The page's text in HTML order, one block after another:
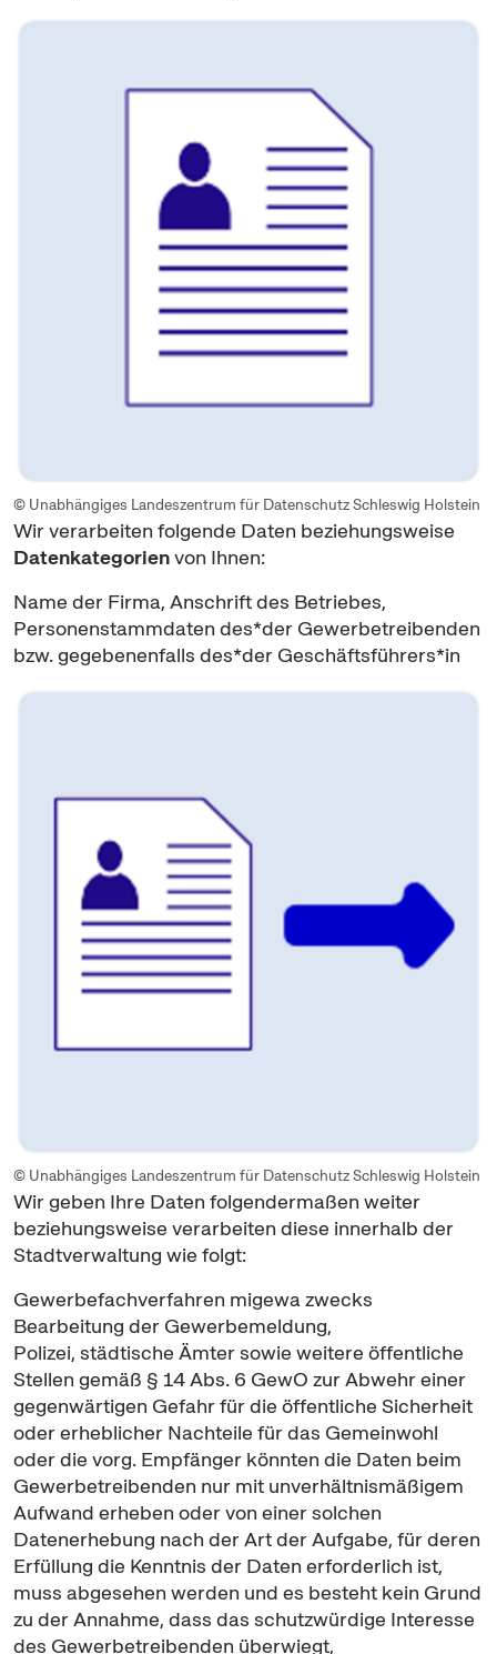
© Unabhängiges Landeszentrum für Datenschutz Schleswig Holstein
Wir verarbeiten folgende Daten beziehungsweise
Datenkategorienvon Ihnen:
Name der Firma, Anschrift des Betriebes,
Personenstammdaten des*der Gewerbetreibenden
bzw. gegebenenfalls des*der Geschäftsführers*in
© Unabhängiges Landeszentrum für Datenschutz Schleswig Holstein
Wir geben Ihre Daten folgendermaßen weiter
beziehungsweise verarbeiten diese innerhalb der
Stadtverwaltung wie folgt:
Gewerbefachverfahren migewa zwecks
Bearbeitung der Gewerbemeldung,
Polizei, städtische Ämter sowie weitere öffentliche
Stellen gemäß § 14 Abs. 6 GewO zur Abwehr einer
gegenwärtigen Gefahr für die öffentliche Sicherheit
oder erheblicher Nachteile für das Gemeinwohl
oder die vorg. Empfänger könnten die Daten beim
Gewerbetreibenden nur mit unverhältnismäßigem
Aufwand erheben oder von einer solchen
Datenerhebung nach der Art der Aufgabe, für deren
Erfüllung die Kenntnis der Daten erforderlich ist,
muss abgesehen werden und es besteht kein Grund
zu der Annahme, dass das schutzwürdige Interesse
des Gewerbetreibenden überwiegt,